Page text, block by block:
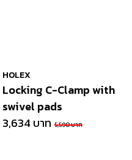
HOLEX
Locking C-Clamp with
swivel pads
3,634 บาท 5,590 บาท